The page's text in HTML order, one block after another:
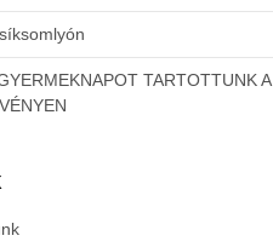
TARTOTTUNK A